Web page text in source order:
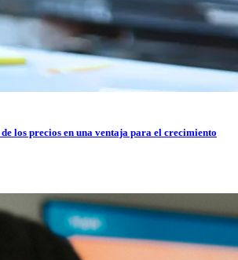
los precios en una ventaja para el crecimiento